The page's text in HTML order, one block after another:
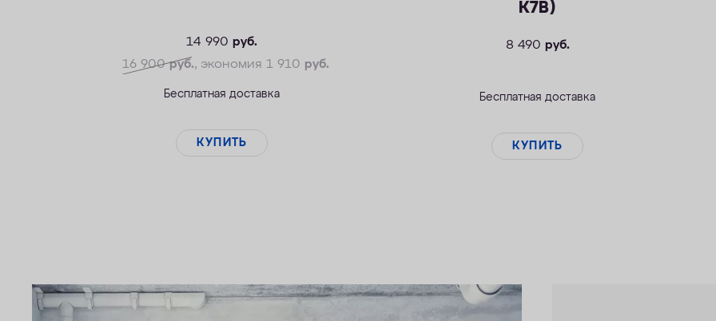
14 990 руб.
16 900руб., экономия 1 910 руб.
Бесплатная доставка
КУПИТЬ
К7В)
8 490 руб.
Бесплатная доставка
КУПИТЬ